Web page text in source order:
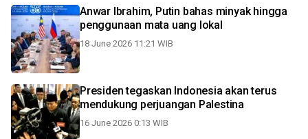
Anwar Ibrahim, Putin bahas minyak hingga
penggunaan mata uang lokal
18 June 2026 11:21 WIB
Presiden tegaskan Indonesia akan terus
mendukung perjuangan Palestina
16 June 2026 0:13 WIB